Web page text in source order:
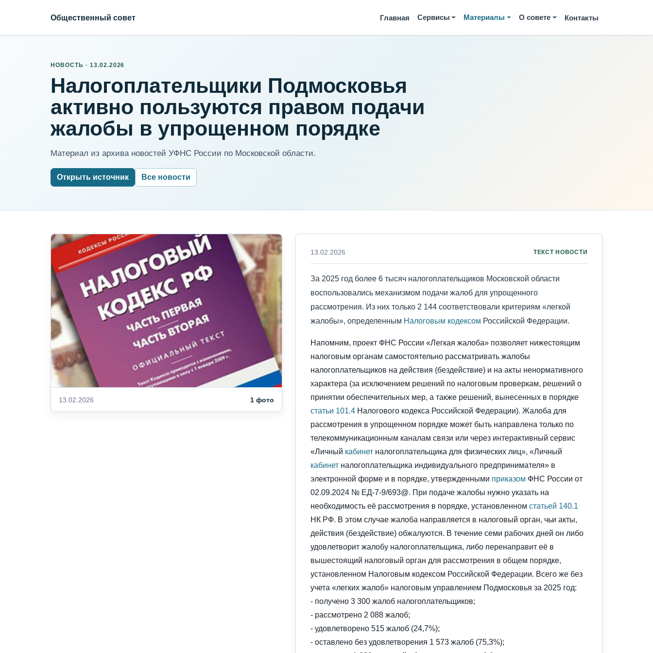
Общественный совет Главная Сервисы Материалы О совете Контакты
НОВОСТЬ · 13.02.2026
Налогоплательщики Подмосковья
активно пользуются правом подачи
жалобы в упрощенном порядке
Материал из архива новостей УФНС России по Московской области.
Открыть источник Все новости
13.02.2026 1 фото
13.02.2026 ТЕКСТ НОВОСТИ
За 2025 год более 6 тысяч налогоплательщиков Московской области
воспользовались механизмом подачи жалоб для упрощенного
рассмотрения. Из них только 2 144 соответствовали критериям «легкой
жалобы», определенным Налоговым кодексом Российской Федерации.
Напомним, проект ФНС России «Легкая жалоба» позволяет нижестоящим
налоговым органам самостоятельно рассматривать жалобы
налогоплательщиков на действия (бездействие) и на акты ненормативного
характера (за исключением решений по налоговым проверкам, решений о
принятии обеспечительных мер, а также решений, вынесенных в порядке
статьи 101.4Налогового кодекса Российской Федерации). Жалоба для
рассмотрения в упрощенном порядке может быть направлена только по
телекоммуникационным каналам связи или через интерактивный сервис
«Личный кабинетналогоплательщика для физических лиц», «Личный
кабинетналогоплательщика индивидуального предпринимателя» в
электронной форме и в порядке, утвержденными приказом ФНС России от
02.09.2024 № ЕД-7-9/693@. При подаче жалобы нужно указать на
необходимость её рассмотрения в порядке, установленном статьей 140.1
НК РФ. В этом случае жалоба направляется в налоговый орган, чьи акты,
действия (бездействие) обжалуются. В течение семи рабочих дней он либо
удовлетворит жалобу налогоплательщика, либо перенаправит её в
вышестоящий налоговый орган для рассмотрения в общем порядке,
установленном Налоговым кодексом Российской Федерации. Всего же без
учета «легких жалоб» налоговым управлением Подмосковья за 2025 год:
- получено 3 300 жалоб налогоплательщиков;
- рассмотрено 2 088 жалоб;
- удовлетворено 515 жалоб (24,7%);
- оставлено без удовлетворения 1 573 жалоб (75,3%);